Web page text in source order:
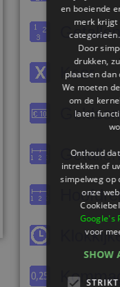
Getallen
Keer
en boeiende
merk krijgt
Door
drukken,
plaatsen
We moeten
om de
laten
Onthoud
intrekken of
simpelweg op
onze
Google's
voor
SHOW